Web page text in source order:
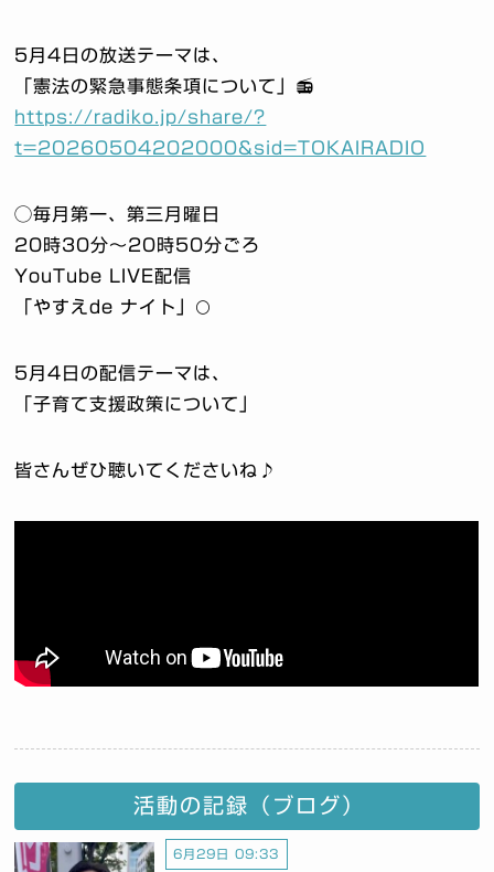
5月4日の放送テーマは、
「憲法の緊急事態条項について」📻
https://radiko.jp/share/?
t=20260504202000&sid=TOKAIRADIO
◯毎月第一、第三月曜日
20時30分〜20時50分ごろ
YouTube LIVE配信
「やすえde ナイト」🌕
5月4日の配信テーマは、
「子育て支援政策について」
皆さんぜひ聴いてくださいね♪
活動の記録（ブログ）
6月29日 09:33